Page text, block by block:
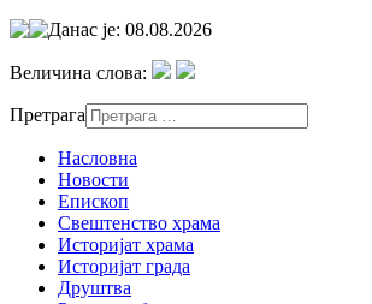
Данас је: 08.08.2026
Величина слова:
Претрага
Насловна
Новости
Епископ
Свештенство храма
Историјат храма
Историјат града
Друштва